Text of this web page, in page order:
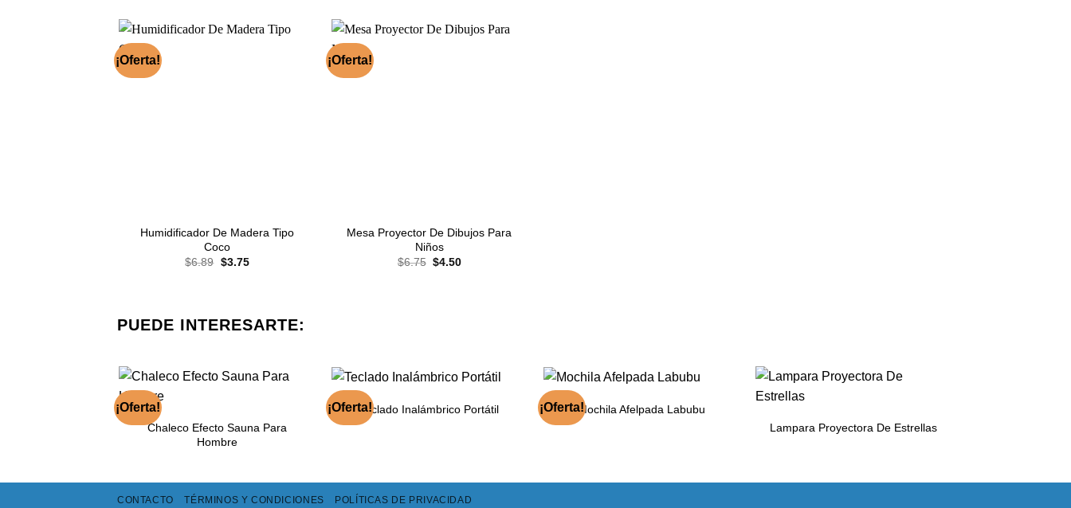
¡Oferta!
Humidificador De Madera Tipo
Coco
$6.89 El
$3.75El
¡Oferta!
Mesa Proyector De Dibujos Para
Niños
$6.75 El
$4.50El
PUEDE INTERESARTE:
¡Oferta!
Chaleco Efecto Sauna Para
Hombre
¡Oferta!Teclado Inalámbrico Portátil ¡Oferta!Mochila Afelpada Labubu
Lampara Proyectora De Estrellas
CONTACTO TÉRMINOS Y CONDICIONES POLÍTICAS DE PRIVACIDAD